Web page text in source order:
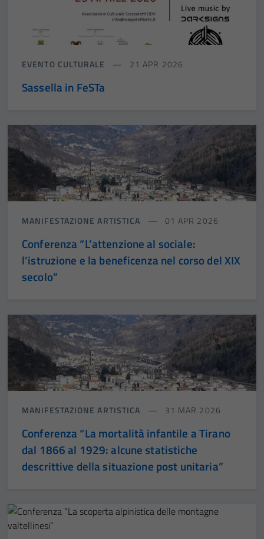
EVENTO CULTURALE 21 APR 2026
Sassella in FeSTa
MANIFESTAZIONE ARTISTICA 01 APR 2026
Conferenza “L’attenzione al sociale:
l’istruzione e la beneficenza nel corso del XIX
secolo”
MANIFESTAZIONE ARTISTICA 31 MAR 2026
Conferenza “La mortalità infantile a Tirano
dal 1866 al 1929: alcune statistiche
descrittive della situazione post unitaria”